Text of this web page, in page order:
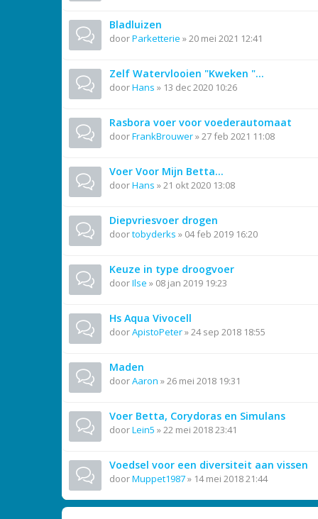
Bladluizen
doorParketterie »20 mei 2021 12:41
Zelf Watervlooien "Kweken "...
doorHans » 13 dec 2020 10:26
Rasbora voer voor voederautomaat
doorFrankBrouwer»27 feb 2021 11:08
Voer Voor Mijn Betta...
doorHans »21 okt 2020 13:08
Diepvriesvoer drogen
doortobyderks » 04 feb 2019 16:20
Keuze in type droogvoer
doorIlse » 08 jan 2019 19:23
Hs Aqua Vivocell
doorApistoPeter»24 sep 2018 18:55
Maden
doorAaron »26 mei 2018 19:31
Voer Betta, Corydoras en Simulans
doorLein5 »22 mei 2018 23:41
Voedsel voor een diversiteit aan vissen
doorMuppet1987» 14 mei 2018 21:44